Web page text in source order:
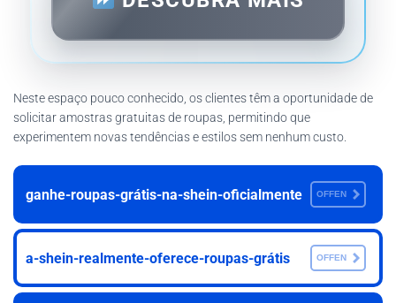
Neste espaço pouco conhecido, os clientes têm a oportunidade de
solicitar amostras gratuitas de roupas, permitindo que
experimentem novas tendências e estilos sem nenhum custo.
ganhe-roupas-grátis-na-shein-oficialmente OFFEN
a-shein-realmente-oferece-roupas-grátis OFFEN